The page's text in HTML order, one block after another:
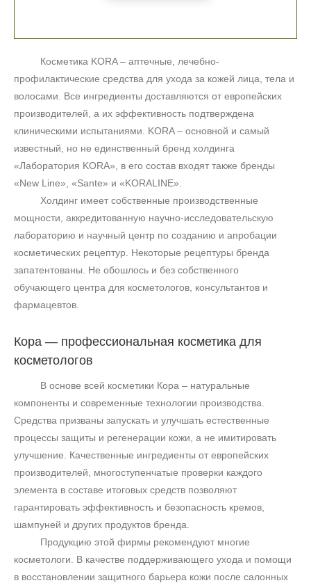
Косметика KORA – аптечные, лечебно-
профилактические средства для ухода за кожей лица, тела и
волосами. Все ингредиенты доставляются от европейских
производителей, а их эффективность подтверждена
клиническими испытаниями. KORA – основной и самый
известный, но не единственный бренд холдинга
«Лаборатория KORA», в его состав входят также бренды
«New Line», «Sante» и «KORALINE».
Холдинг имеет собственные производственные
мощности, аккредитованную научно-исследовательскую
лабораторию и научный центр по созданию и апробации
косметических рецептур. Некоторые рецептуры бренда
запатентованы. Не обошлось и без собственного
обучающего центра для косметологов, консультантов и
фармацевтов.
Кора — профессиональная косметика для
косметологов
В основе всей косметики Кора – натуральные
компоненты и современные технологии производства.
Средства призваны запускать и улучшать естественные
процессы защиты и регенерации кожи, а не имитировать
улучшение. Качественные ингредиенты от европейских
производителей, многоступенчатые проверки каждого
элемента в составе итоговых средств позволяют
гарантировать эффективность и безопасность кремов,
шампуней и других продуктов бренда.
Продукцию этой фирмы рекомендуют многие
косметологи. В качестве поддерживающего ухода и помощи
в восстановлении защитного барьера кожи после салонных
+7 (495) 640-58-89